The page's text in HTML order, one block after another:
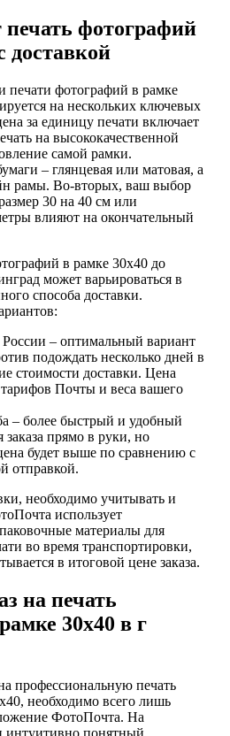
печать фотографий
доставкой
печати фотографий в рамке
на нескольких ключевых
за единицу печати включает
на высококачественной
самой рамки.
– глянцевая или матовая, а
рамы. Во-вторых, ваш выбор
30 на 40 см или
влияют на окончательный
в рамке 30х40 до
может варьироваться в
способа доставки.
– оптимальный вариант
подождать несколько дней в
стоимости доставки. Цена
тарифов Почты и веса вашего
– более быстрый и удобный
заказа прямо в руки, но
будет выше по сравнению с
отправкой.
необходимо учитывать и
использует
материалы для
во время транспортировки,
в итоговой цене заказа.
на печать
30х40 в г
профессиональную печать
необходимо всего лишь
ФотоПочта. На
интуитивно понятный